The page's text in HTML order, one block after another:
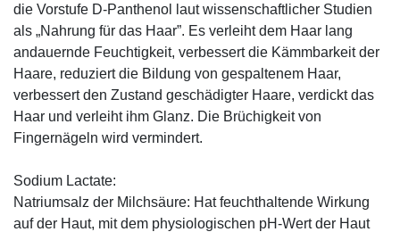
die Vorstufe D-Panthenol laut wissenschaftlicher Studien
als „Nahrung für das Haar”. Es verleiht dem Haar lang
andauernde Feuchtigkeit, verbessert die Kämmbarkeit der
Haare, reduziert die Bildung von gespaltenem Haar,
verbessert den Zustand geschädigter Haare, verdickt das
Haar und verleiht ihm Glanz. Die Brüchigkeit von
Fingernägeln wird vermindert.
Sodium Lactate:
Natriumsalz der Milchsäure: Hat feuchthaltende Wirkung
auf der Haut, mit dem physiologischen pH-Wert der Haut